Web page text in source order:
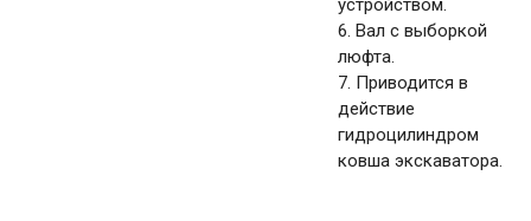
устройством.
6. Вал с выборкой
люфта.
7. Приводится в
действие
гидроцилиндром
ковша экскаватора.